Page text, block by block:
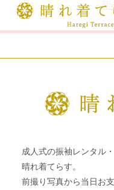
新
成人式の振袖レンタル
晴れ着てらす。
前撮り写真から当日お